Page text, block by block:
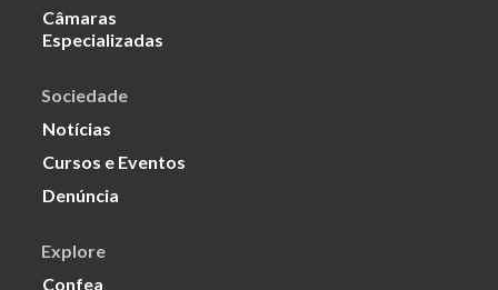
Câmaras
Especializadas
Sociedade
Notícias
Cursos e Eventos
Denúncia
Explore
Confea